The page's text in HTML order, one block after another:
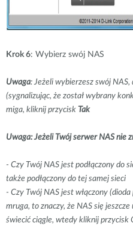
Krok 6: Wybierz swój NAS
Uwaga: Jeżeli wybierzesz swój
(sygnalizując, że został wybrany
miga, kliknij przycisk Tak
Uwaga: Jeżeli Twój serwer NAS nie
- Czy Twój NAS jest podłączony do
także podłączony do tej samej sieci
- Czy Twój NAS jest włączony
mruga, to znaczy, że NAS się
świecić ciągle, wtedy kliknij przycisk